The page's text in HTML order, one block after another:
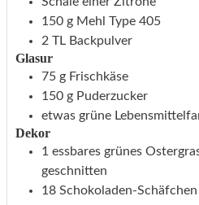
150 g Mehl Type 405
2 TL Backpulver
Glasur
75 g Frischkäse
150 g Puderzucker
etwas grüne
Dekor
1 essbares grünes
geschnitten
18 Schokoladen-Schäfchen